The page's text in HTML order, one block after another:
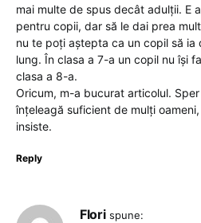
mai multe de spus decât adulții. E
pentru copii, dar să le dai prea
nu te poți aștepta ca un copil să
lung. În clasa a 7-a un copil nu își
clasa a 8-a.
Oricum, m-a bucurat articolul.
înțeleagă suficient de mulți
insiste.
Reply
Flori spune: